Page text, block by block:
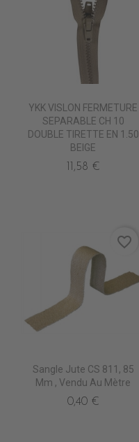
YKK VISLON FERMETURE
SEPARABLE CH 10
DOUBLE TIRETTE EN 1.50
BEIGE
11,58 €
Sangle Jute CS 811, 85
Mm , Vendu Au Mètre
0,40 €
favorite_border